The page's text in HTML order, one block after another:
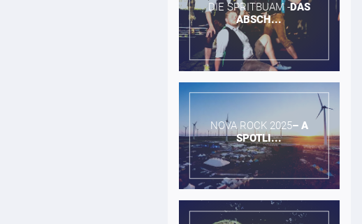
DIE SPRITBUAM -​DAS
ABSCH...
NOVA ROCK 2025​– A
SPOTLI...